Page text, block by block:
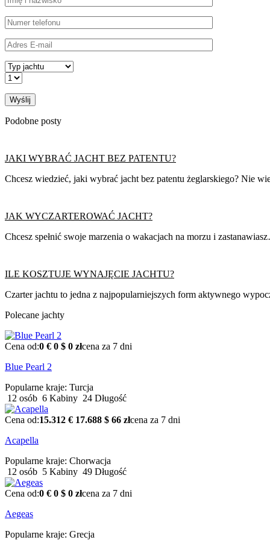
Podobne posty
JAKI WYBRAĆ JACHT BEZ PATENTU?
Chcesz wiedzieć, jaki wybrać jacht bez patentu żeglarskiego? Nie
JAK WYCZARTEROWAĆ JACHT?
Chcesz spełnić swoje marzenia o wakacjach na morzu i
ILE KOSZTUJE WYNAJĘCIE JACHTU?
Czarter jachtu to jedna z najpopularniejszych form aktywnego
Polecane jachty
Cena od:0 € 0 $ 0 złcena za 7 dni
Blue Pearl 2
Popularne kraje: Turcja
12 osób 6 Kabiny 24 Długość
Cena od:15.312 € 17.688 $ 66 złcena za 7 dni
Acapella
Popularne kraje: Chorwacja
12 osób 5 Kabiny 49 Długość
Cena od:0 € 0 $ 0 złcena za 7 dni
Aegeas
Popularne kraje: Grecja